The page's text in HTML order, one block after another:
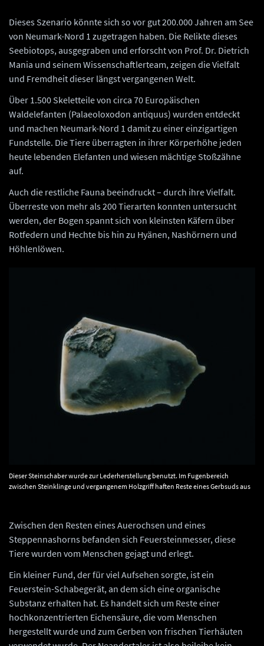
Dieses Szenario könnte sich so vor gut 200.000 Jahren am See
von Neumark-Nord 1 zugetragen haben. Die Relikte dieses
Seebiotops, ausgegraben und erforscht von Prof. Dr. Dietrich
Mania und seinem Wissenschaftlerteam, zeigen die Vielfalt
und Fremdheit dieser längst vergangenen Welt.
Über 1.500 Skeletteile von circa 70 Europäischen
Waldelefanten (Palaeoloxodon antiquus) wurden entdeckt
und machen Neumark-Nord 1 damit zu einer einzigartigen
Fundstelle. Die Tiere überragten in ihrer Körperhöhe jeden
heute lebenden Elefanten und wiesen mächtige Stoßzähne
auf.
Auch die restliche Fauna beeindruckt – durch ihre Vielfalt.
Überreste von mehr als 200 Tierarten konnten untersucht
werden, der Bogen spannt sich von kleinsten Käfern über
Rotfedern und Hechte bis hin zu Hyänen, Nashörnern und
Höhlenlöwen.
Dieser Steinschaber wurde zur Lederherstellung benutzt. Im Fugenbereich
zwischen Steinklinge und vergangenem Holzgriff haften Reste eines Gerbsuds aus
Zwischen den Resten eines Auerochsen und eines
Steppennashorns befanden sich Feuersteinmesser, diese
Tiere wurden vom Menschen gejagt und erlegt.
Ein kleiner Fund, der für viel Aufsehen sorgte, ist ein
Feuerstein-Schabegerät, an dem sich eine organische
Substanz erhalten hat. Es handelt sich um Reste einer
hochkonzentrierten Eichensäure, die vom Menschen
hergestellt wurde und zum Gerben von frischen Tierhäuten